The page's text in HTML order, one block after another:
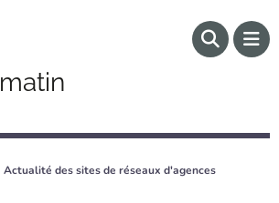
matin
Actualité des sites de réseaux d'agences